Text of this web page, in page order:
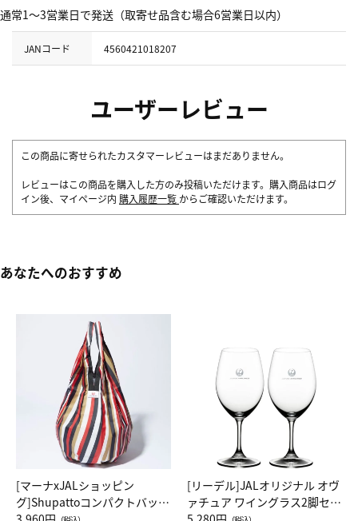
通常1～3営業日で発送（取寄せ品含む場合6営業日以内）
JANコード 4560421018207
ユーザーレビュー
この商品に寄せられたカスタマーレビューはまだありません。
レビューはこの商品を購入した方のみ投稿いただけます。購入商品はログ
イン後、マイページ内 購入履歴一覧 からご確認いただけます。
あなたへのおすすめ
[マーナxJALショッピン
グ]Shupattoコンパクトバッグ
[リーデル]JALオリジナル オヴ
ァチュア ワイングラス2脚セッ